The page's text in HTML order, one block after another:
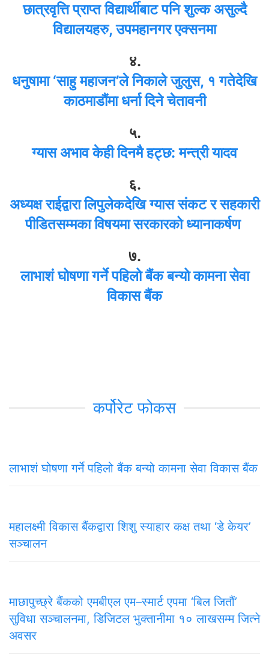
छात्रवृत्ति प्राप्त विद्यार्थीबाट पनि शुल्क असुल्दै
विद्यालयहरु, उपमहानगर एक्सनमा
४.
धनुषामा ‘साहु महाजन’ले निकाले जुलुस, १ गतेदेखि
काठमाडौंमा धर्ना दिने चेतावनी
५.
ग्यास अभाव केही दिनमै हट्छ: मन्त्री यादव
६.
अध्यक्ष राईद्वारा लिपुलेकदेखि ग्यास संकट र सहकारी
पीडितसम्मका विषयमा सरकारको ध्यानाकर्षण
७.
लाभाशं घोषणा गर्ने पहिलो बैंक बन्यो कामना सेवा
विकास बैंक
कर्पोरेट फोकस
लाभाशं घोषणा गर्ने पहिलो बैंक बन्यो कामना सेवा विकास बैंक
महालक्ष्मी विकास बैंकद्वारा शिशु स्याहार कक्ष तथा ‘डे केयर’
सञ्चालन
माछापुच्छ्रे बैंकको एमबीएल एम–स्मार्ट एपमा ‘बिल जितौं’
सुविधा सञ्चालनमा, डिजिटल भुक्तानीमा १० लाखसम्म जित्ने
अवसर